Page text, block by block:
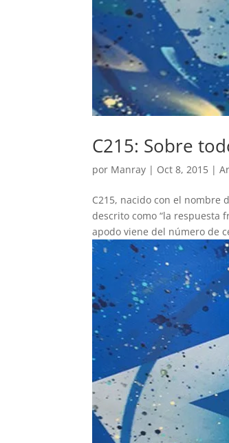
C215: Sobre
por Manray | Oct 8, 2015 |
C215, nacido con el nombre
descrito como “la respuesta
apodo viene del número de